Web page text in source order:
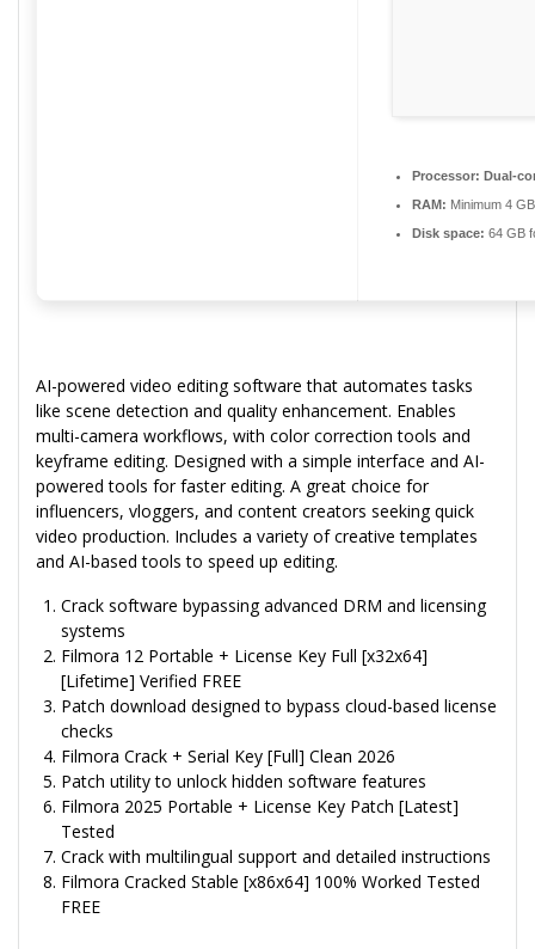
Processor: Dual-
RAM: Minimum 4 GB
Disk space: 64 GB
AI-powered video editing software that automates tasks
like scene detection and quality enhancement. Enables
multi-camera workflows, with color correction tools and
keyframe editing. Designed with a simple interface and AI-
powered tools for faster editing. A great choice for
influencers, vloggers, and content creators seeking quick
video production. Includes a variety of creative templates
and AI-based tools to speed up editing.
Crack software bypassing advanced DRM and licensing
systems
Filmora 12 Portable + License Key Full [x32x64]
[Lifetime] Verified FREE
Patch download designed to bypass cloud-based license
checks
Filmora Crack + Serial Key [Full] Clean 2026
Patch utility to unlock hidden software features
Filmora 2025 Portable + License Key Patch [Latest]
Tested
Crack with multilingual support and detailed instructions
Filmora Cracked Stable [x86x64] 100% Worked Tested
FREE